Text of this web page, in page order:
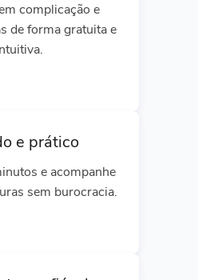
complicação e
de forma gratuita e
e prático
e acompanhe
sem burocracia.